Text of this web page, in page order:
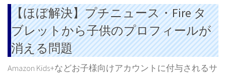
【ほぼ解決】プチニュース・Fire タ
ブレットから子供のプロフィールが
消える問題
Amazon Kids+などお子様向けアカウントに付与されるサ